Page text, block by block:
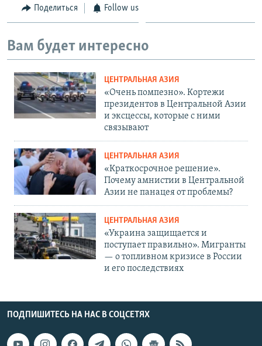
Поделиться Follow us
Вам будет интересно
ЦЕНТРАЛЬНАЯ АЗИЯ
«Очень помпезно». Кортежи
президентов в Центральной Азии
и эксцессы, которые с ними
связывают
ЦЕНТРАЛЬНАЯ АЗИЯ
«Краткосрочное решение».
Почему амнистии в Центральной
Азии не панацея от проблемы?
ЦЕНТРАЛЬНАЯ АЗИЯ
«Украина защищается и
поступает правильно». Мигранты
— о топливном кризисе в России
и его последствиях
ПОДПИШИТЕСЬ НА НАС В СОЦСЕТЯХ